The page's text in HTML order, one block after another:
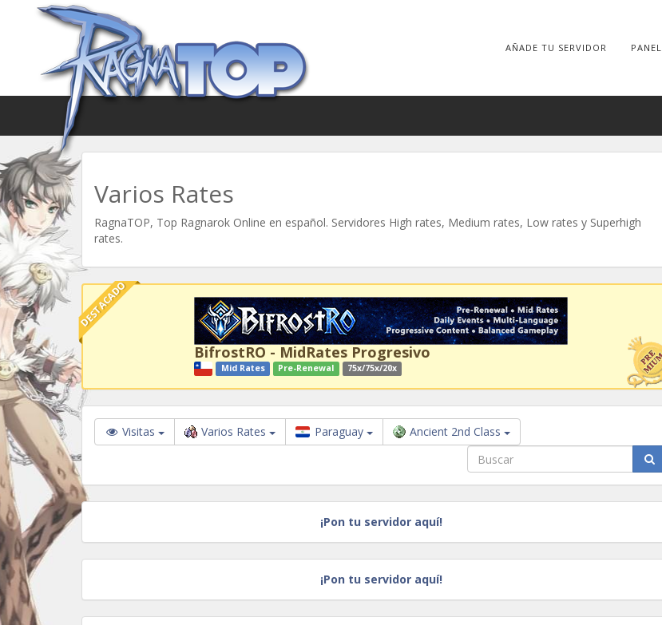
AÑADE TU SERVIDOR
Varios Rates
RagnaTOP, Top Ragnarok Online en español. Servidores High rates, Medium rates, Low rates y Superhigh
rates.
DESTACADO
BifrostRO - MidRates Progresivo
Mid Rates Pre-Renewal 75x/75x/20x
Visitas Varios Rates Paraguay Ancient 2nd Class
¡Pon tu servidor aquí!
¡Pon tu servidor aquí!